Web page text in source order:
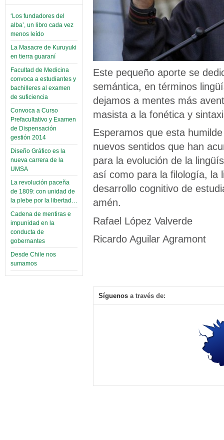
‘Los fundadores del
alba’, un libro cada vez
menos leído
La Masacre de Kuruyuki
en tierra guaraní
Facultad de Medicina
convoca a estudiantes y
bachilleres al examen
de suficiencia
Convoca a Curso
Prefacultativo y Examen
de Dispensación
gestión 2014
Diseño Gráfico es la
nueva carrera de la
UMSA
La revolución paceña
de 1809: con unidad de
la plebe por la libertad…
Cadena de mentiras e
impunidad en la
conducta de
gobernantes
Desde Chile nos
sumamos
Este pequeño aporte se
semántica, en términos
dejamos a mentes más
masista a la fonética y
Esperamos que esta
nuevos sentidos que han
para la evolución de la
así como para la filología, la
desarrollo cognitivo de
amén.
Rafael López Valverde
Ricardo Aguilar Agramont
Síguenos a través de: